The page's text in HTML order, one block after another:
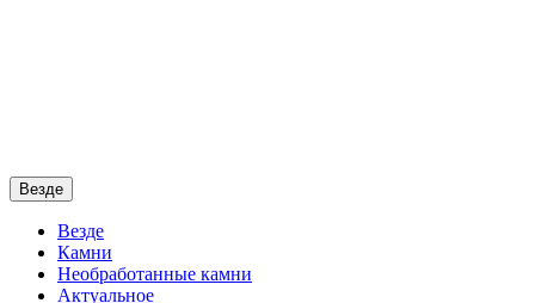
Везде
Везде
Камни
Необработанные камни
Актуальное